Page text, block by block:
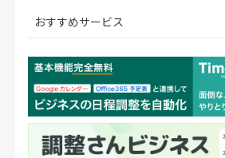
おすすめサービス